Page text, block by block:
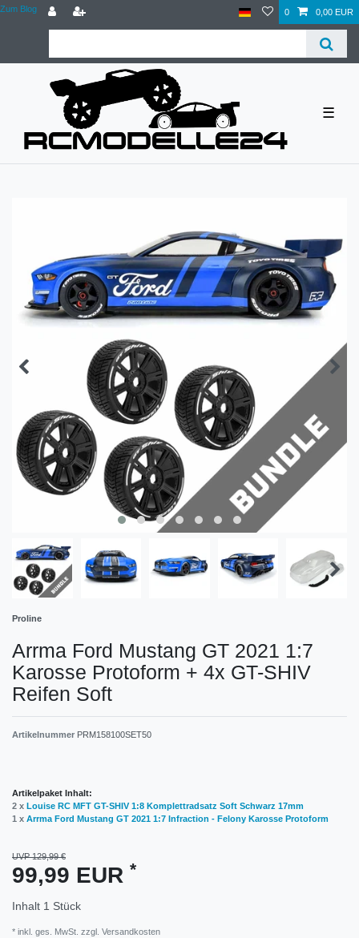
Zum Blog 0 0,00 EUR
☰
Proline
Arrma Ford Mustang GT 2021 1:7
Karosse Protoform + 4x GT-SHIV
Reifen Soft
Artikelnummer PRM158100SET50
Artikelpaket Inhalt:
2 x Louise RC MFT GT-SHIV 1:8 Komplettradsatz Soft Schwarz 17mm
1 x Arrma Ford Mustang GT 2021 1:7 Infraction - Felony Karosse Protoform
UVP 129,99 €
99,99 EUR *
Inhalt 1 Stück
* inkl. ges. MwSt. zzgl. Versandkosten